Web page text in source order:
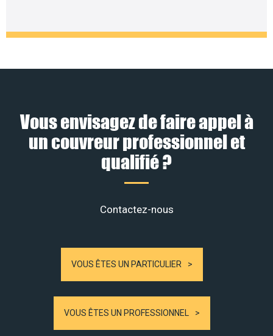
Vous envisagez de faire appel à
un couvreur professionnel et
qualifié ?
Contactez-nous
VOUS ÊTES UN PARTICULIER
VOUS ÊTES UN PROFESSIONNEL